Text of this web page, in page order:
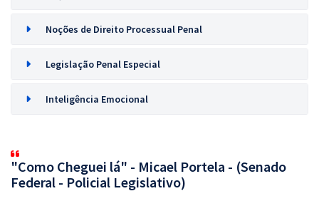
Noções de Direito Processual Penal
Legislação Penal Especial
Inteligência Emocional
"Como Cheguei lá" - Micael Portela - (Senado
Federal - Policial Legislativo)